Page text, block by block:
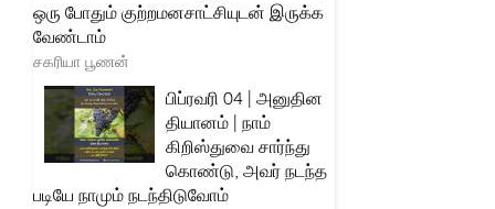
ஒரு போதும் குற்றமனசாட்சியுடன் இருக்க
வேண்டாம்
சகரியா பூணன்
பிப்ரவரி 04 | அனுதின
தியானம் | நாம்
கிறிஸ்துவை சார்ந்து
கொண்டு, அவர் நடந்த
படியே நாமும் நடந்திடுவோம்